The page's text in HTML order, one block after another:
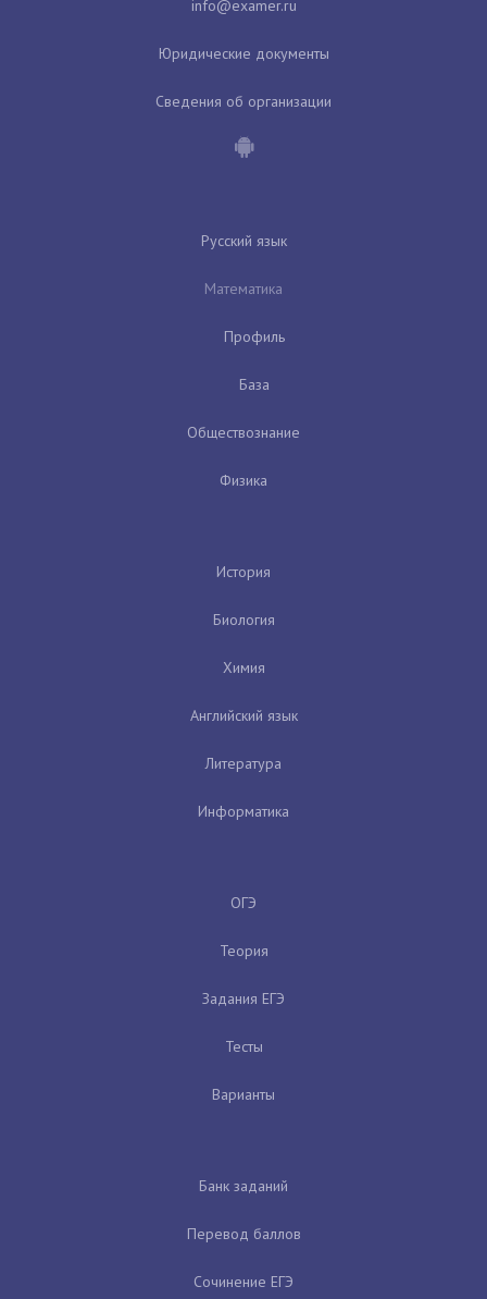
Юридические документы
Сведения об организации
Русский язык
Математика
Профиль
База
Обществознание
Физика
История
Биология
Химия
Английский язык
Литература
Информатика
ОГЭ
Теория
Задания ЕГЭ
Тесты
Варианты
Банк заданий
Перевод баллов
Сочинение ЕГЭ